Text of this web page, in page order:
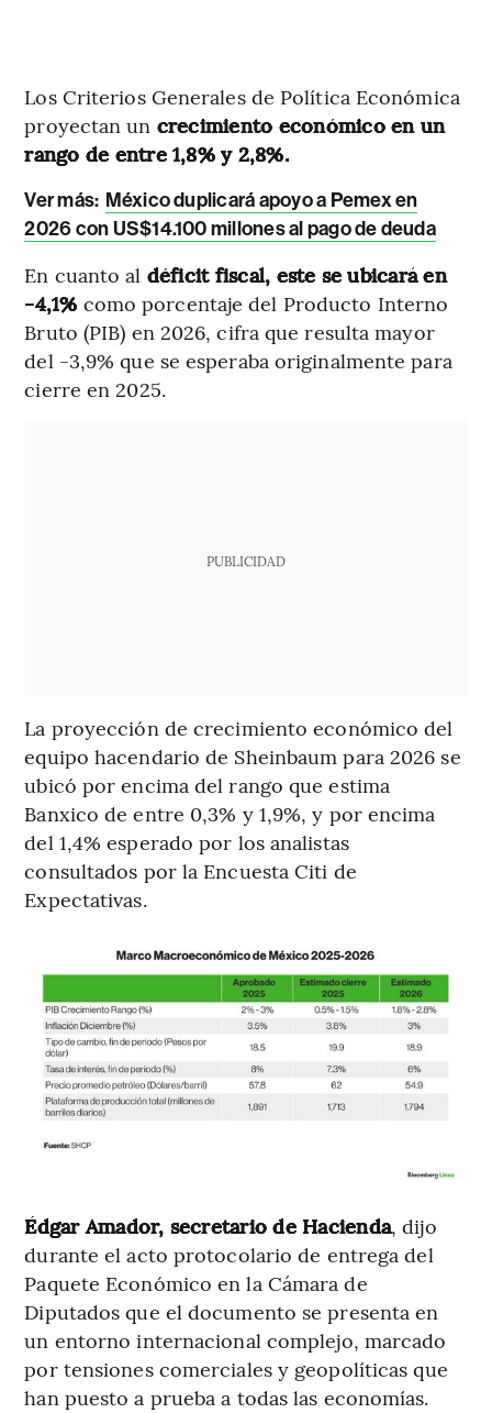
Los Criterios Generales de Política Económica
proyectan un crecimiento económico en un
rango de entre 1,8% y 2,8%.
Ver más: México duplicará apoyo a Pemex en
2026 con US$14.100 millones al pago de deuda
En cuanto al déficit fiscal, este se ubicará en
-4,1% como porcentaje del Producto Interno
Bruto (PIB) en 2026, cifra que resulta mayor
del -3,9% que se esperaba originalmente para
cierre en 2025.
PUBLICIDAD
La proyección de crecimiento económico del
equipo hacendario de Sheinbaum para 2026 se
ubicó por encima del rango que estima
Banxico de entre 0,3% y 1,9%, y por encima
del 1,4% esperado por los analistas
consultados por la Encuesta Citi de
Expectativas.
Édgar Amador, secretario de Hacienda, dijo
durante el acto protocolario de entrega del
Paquete Económico en la Cámara de
Diputados que el documento se presenta en
un entorno internacional complejo, marcado
por tensiones comerciales y geopolíticas que
han puesto a prueba a todas las economías.